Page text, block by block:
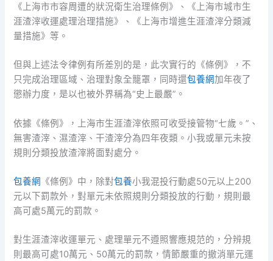
《上海市市容周遭的狀況衛生治理條例》、《上海市城市生
涯渣滓收運處理治理措施》、《上海市增進生涯渣滓分類減
量措施》等。
但與上述法令律例有所差別的是，此次實行的《條例》，不
只完成治理區域、治理對象全籠罩，同時還包養網加年夜了
懲辦力度，是以也被外界稱為“史上最嚴”。
依據《條例》，上海市生涯渣滓依照可收受接管物“七歲。”、
無害渣滓、濕渣滓、干渣滓分為四年夜類。小我或單元未按
規則分類投放渣滓將面對處分。
包養網 《條例》中，除對包養小我混投行動處50元以上200
元以下罰款外，對單元未依照規則分類投放的行動，規則最
高可處5萬元的罰款。
對生涯渣滓收運單元、處理單元不遵照響應規范的，分辨規
則最高可處10萬元、50萬元的罰款，情節嚴重的撤消單元運